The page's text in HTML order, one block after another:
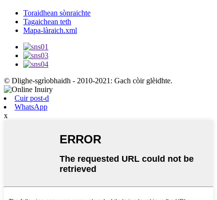
Toraidhean sònraichte
Tagaichean teth
Mapa-làraich.xml
© Dlighe-sgrìobhaidh - 2010-2021: Gach còir glèidhte.
Cuir post-d
WhatsApp
x